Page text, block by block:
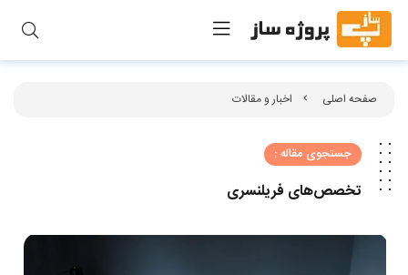
صفحه اصلی اخبار و مقالات
جستجوی مقاله :
تخصص‌های فریلنسری